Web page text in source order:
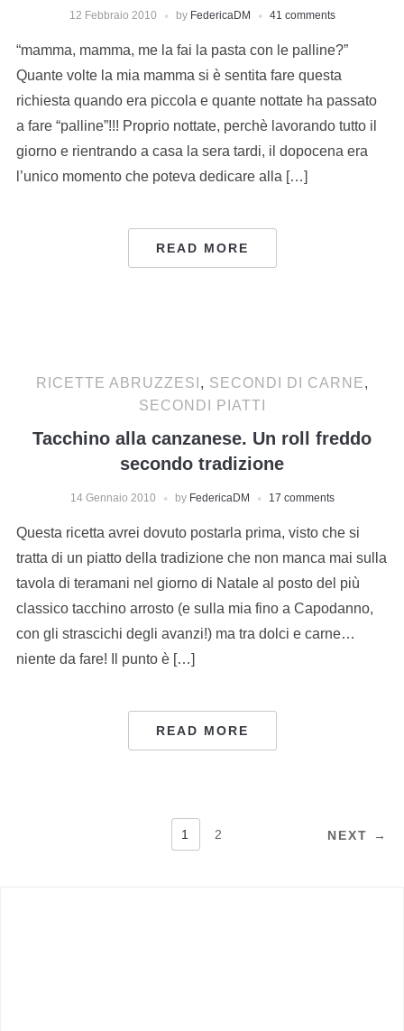
12 Febbraio 2010 by FedericaDM 41 comments
“mamma, mamma, me la fai la pasta con le palline?”
Quante volte la mia mamma si è sentita fare questa
richiesta quando era piccola e quante nottate ha passato
a fare “palline”!!! Proprio nottate, perchè lavorando tutto il
giorno e rientrando a casa la sera tardi, il dopocena era
l’unico momento che poteva dedicare alla […]
READ MORE
RICETTE ABRUZZESI , SECONDI DI CARNE,
SECONDI PIATTI
Tacchino alla canzanese. Un roll freddo
secondo tradizione
14 Gennaio 2010 by FedericaDM 17 comments
Questa ricetta avrei dovuto postarla prima, visto che si
tratta di un piatto della tradizione che non manca mai sulla
tavola di teramani nel giorno di Natale al posto del più
classico tacchino arrosto (e sulla mia fino a Capodanno,
con gli strascichi degli avanzi!) ma tra dolci e carne…
niente da fare! Il punto è […]
READ MORE
NAVIGAZIONE1 2 NEXT →